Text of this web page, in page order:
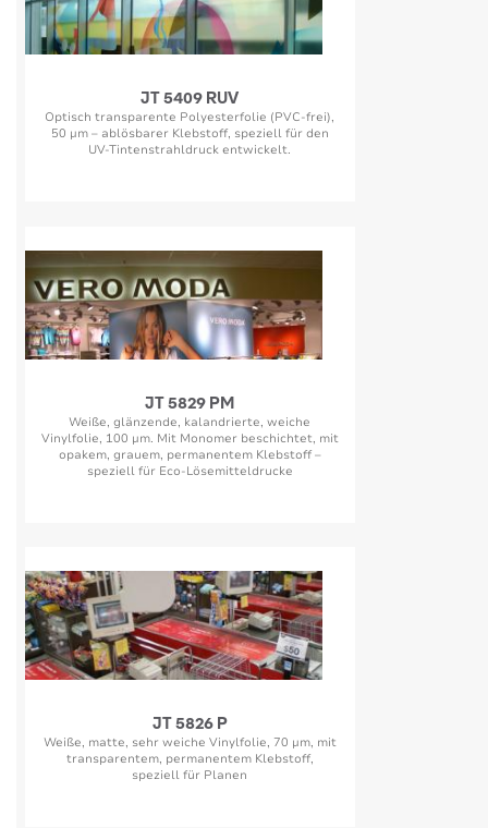
JT 5409 RUV
Optisch transparente Polyesterfolie (PVC-frei),
50 µm – ablösbarer Klebstoff, speziell für den
UV-Tintenstrahldruck entwickelt.
JT 5829 PM
Weiße, glänzende, kalandrierte, weiche
Vinylfolie, 100 µm. Mit Monomer beschichtet, mit
opakem, grauem, permanentem Klebstoff –
speziell für Eco-Lösemitteldrucke
JT 5826 P
Weiße, matte, sehr weiche Vinylfolie, 70 µm, mit
transparentem, permanentem Klebstoff,
speziell für Planen